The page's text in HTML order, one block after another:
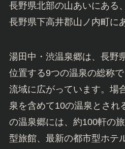
長野県北部の山あいにある
長野県下高井郡山ノ内町に
湯田中・渋温泉郷は、長野
位置する9つの温泉の総称
流域に広がっています。場
泉を含めて10の温泉とされ
の温泉郷には、約100軒の
型旅館、最新の都市型ホテ